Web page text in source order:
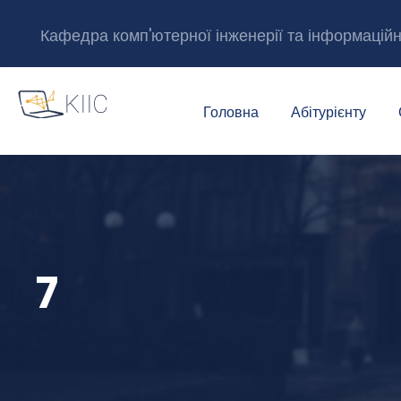
Кафедра комп'ютерної інженерії та
Головна Абітурієнту
7